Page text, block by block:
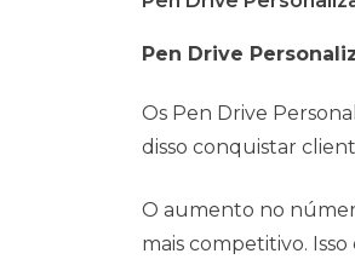
Pen Drive
Os Pen Drive
disso conquistar
O aumento no
mais competitivo.